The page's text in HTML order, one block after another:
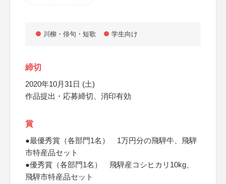
川柳・俳句・短歌 学生向け
締切
2020年10月31日 (土)
作品提出・応募締切、消印有効
賞
●最優秀賞（各部門1名） 1万円分の飛騨牛、飛騨
市特産品セット
●優秀賞（各部門1名） 飛騨産コシヒカリ10kg、
飛騨市特産品セット